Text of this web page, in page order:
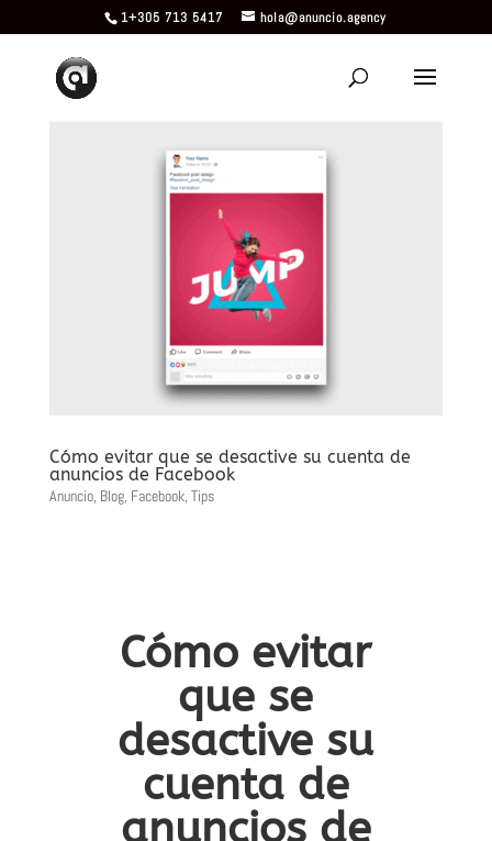
1+305 713 5417 hola@anuncio.agency
Cómo evitar que se desactive su cuenta de
anuncios de Facebook
Anuncio, Blog, Facebook, Tips
Cómo evitar
que se
desactive su
cuenta de
anuncios de